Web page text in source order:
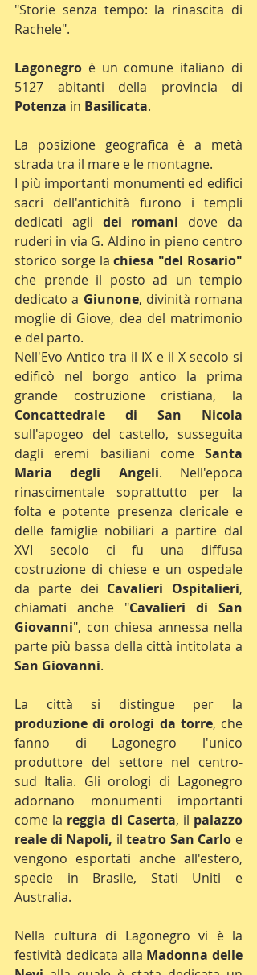
"Storie senza tempo: la rinascita di
Rachele".
Lagonegro è un comune italiano di
Potenza in Basilicata.
La posizione geografica è a metà
strada tra il mare e le montagne.
I più importanti monumenti ed edifici
sacri dell'antichità furono i templi
dedicati agli dei romani dove da
ruderi in via G. Aldino in pieno centro
storico sorge la chiesa "del Rosario"
che prende il posto ad un tempio
dedicato a Giunone, divinità romana
moglie di Giove, dea del matrimonio
e del parto.
Nell'Evo Antico tra il IX e il X secolo si
edificò nel borgo antico la prima
Concattedrale di San Nicola
sull'apogeo del castello, susseguita
dagli eremi basiliani come Santa
Maria degli Angeli. Nell'epoca
rinascimentale soprattutto per la
folta e potente presenza clericale e
delle famiglie nobiliari a partire dal
XVI secolo ci fu una diffusa
costruzione di chiese e un ospedale
da parte dei Cavalieri Ospitalieri,
chiamati anche "Cavalieri di San
Giovanni", con chiesa annessa nella
San Giovanni.
produzione di orologi da torre, che
fanno di Lagonegro l'unico
produttore del settore nel centro-
sud Italia. Gli orologi di Lagonegro
adornano monumenti importanti
come la reggia di Caserta, il palazzo
reale di Napoli, il teatro San Carlo e
vengono esportati anche all'estero,
specie in Brasile, Stati Uniti e
Australia.
Nella cultura di Lagonegro vi è la
festività dedicata alla Madonna delle